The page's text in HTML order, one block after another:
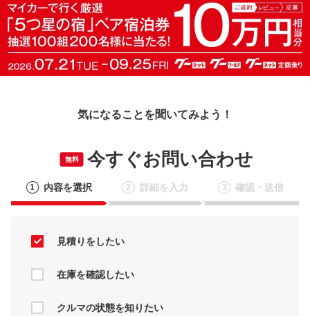
気になることを聞いてみよう！
無料 今すぐお問い合わせ
1 内容を選択 2 詳細を入力 3 確認・送信
見積りをしたい
在庫を確認したい
クルマの状態を知りたい